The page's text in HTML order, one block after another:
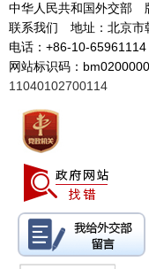
中华人民共和国外交部
联系我们 地址：北京
电话：+86-10-65961114
网站标识码：
11040102700114